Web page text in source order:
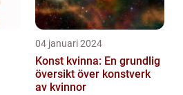
04 januari 2024
Konst kvinna: En grundlig
översikt över konstverk
av kvinnor